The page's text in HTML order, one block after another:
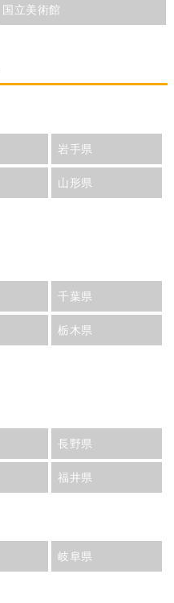
国立美術館
岩手県
山形県
千葉県
栃木県
長野県
福井県
岐阜県